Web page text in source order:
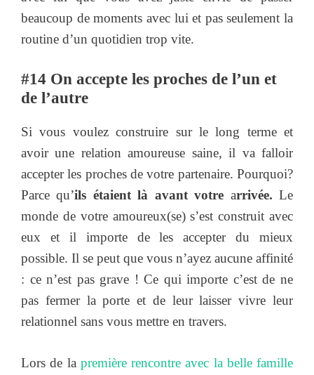
beaucoup de moments avec lui et pas seulement la
routine d’un quotidien trop vite.
#14 On accepte les proches de l’un et
de l’autre
Si vous voulez construire sur le long terme et
avoir une relation amoureuse saine, il va falloir
accepter les proches de votre partenaire. Pourquoi?
Parce qu’ils étaient là avant votre arrivée.Le
monde de votre amoureux(se) s’est construit avec
eux et il importe de les accepter du mieux
possible. Il se peut que vous n’ayez aucune affinité
: ce n’est pas grave ! Ce qui importe c’est de ne
pas fermer la porte et de leur laisser vivre leur
relationnel sans vous mettre en travers.
Lors de la première rencontre avec la belle famille